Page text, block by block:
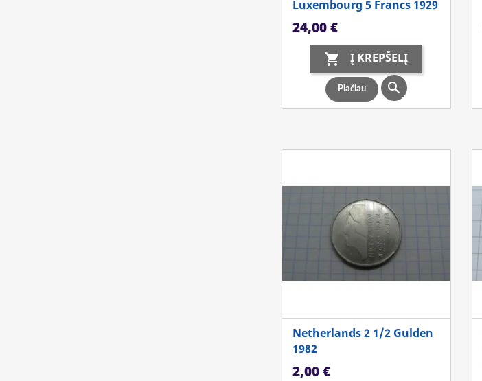
Luxembourg 5 Francs 1929
Kaina
24,00 €
 Į KREPŠELĮ
Plačiau 
Netherlands 2 1/2 Gulden
1982
Kaina
2,00 €